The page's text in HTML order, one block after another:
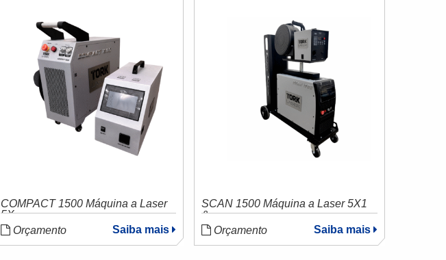
COMPACT 1500 Máquina a Laser
5X
Orçamento
Saiba mais
SCAN 1500 Máquina a Laser 5X1
&
Orçamento
Saiba mais